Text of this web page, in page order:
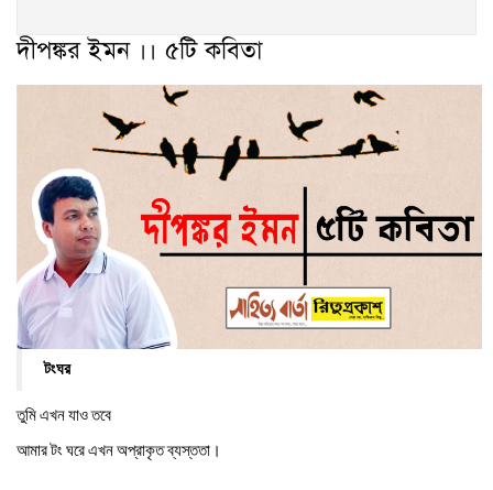
দীপঙ্কর ইমন ।। ৫টি কবিতা
টংঘর
তুমিএখনযাওতবে
আমারটং ঘরেএখনঅপ্রাকৃতব্যস্ততা ।